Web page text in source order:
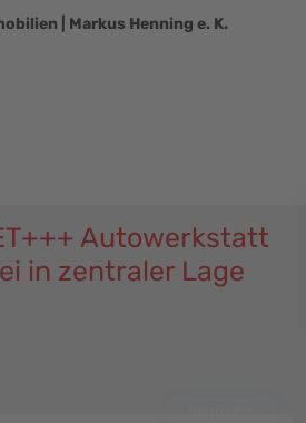
Autowerkstatt
in zentraler Lage